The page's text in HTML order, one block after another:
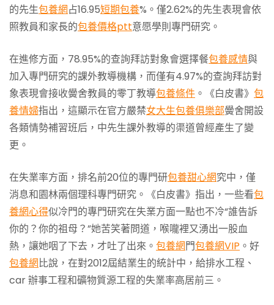
的先生包養網占16.95短期包養%。僅2.62%的先生表現會依
照教員和家長的包養價格ptt意愿學則專門研究。
在進修方面，78.95%的查詢拜訪對象會選擇餐包養感情與
加入專門研究的課外教導機構，而僅有4.97%的查詢拜訪對
象表現會接收黌舍教員的零丁教導包養條件 。《白皮書》 包
養情婦指出，這顯示在官方嚴禁女大生包養俱樂部黌舍開設
各類情勢補習班后，中先生課外教導的渠道曾經產生了變
更。
在失業率方面，排名前20位的專門研包養甜心網究中，僅
消息和園林兩個理科專門研究。《白皮書》指出，一些看包
養網心得似冷門的專門研究在失業方面一點也不冷“誰告訴
你的？你的祖母？”她苦笑著問道，喉嚨裡又湧出一股血
熱，讓她咽了下去，才吐了出來。 包養網門包養網VIP 。好
包養網比說，在對2012屆結業生的統計中，給排水工程、
car 辦事工程和礦物質源工程的失業率高居前三。